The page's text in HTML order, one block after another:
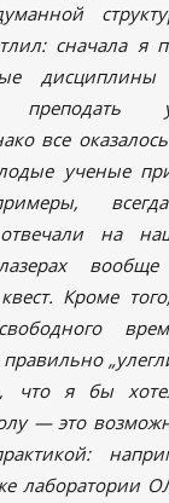
сначала я
дисциплины
преподать
все
ученые
на
вообще
Кроме
что я бы
— это
лаборатории